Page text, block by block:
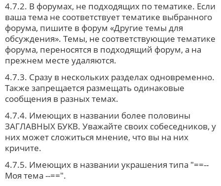
4.7.2. В форумах, не подходящих по тематике. Если
ваша тема не соответствует тематике выбранного
форума, пишите в форум «Другие темы для
обсуждения». Темы, не соответствующие тематике
форума, переносятся в подходящий форум, а на
прежнем месте удаляются.
4.7.3. Сразу в нескольких разделах одновременно.
Также запрещается размещать одинаковые
сообщения в разных темах.
4.7.4. Имеющих в названии более половины
ЗАГЛАВНЫХ БУКВ. Уважайте своих собеседников, у
них может сложиться мнение, что вы на них
кричите.
4.7.5. Имеющих в названии украшения типа "==--
Моя тема --==".